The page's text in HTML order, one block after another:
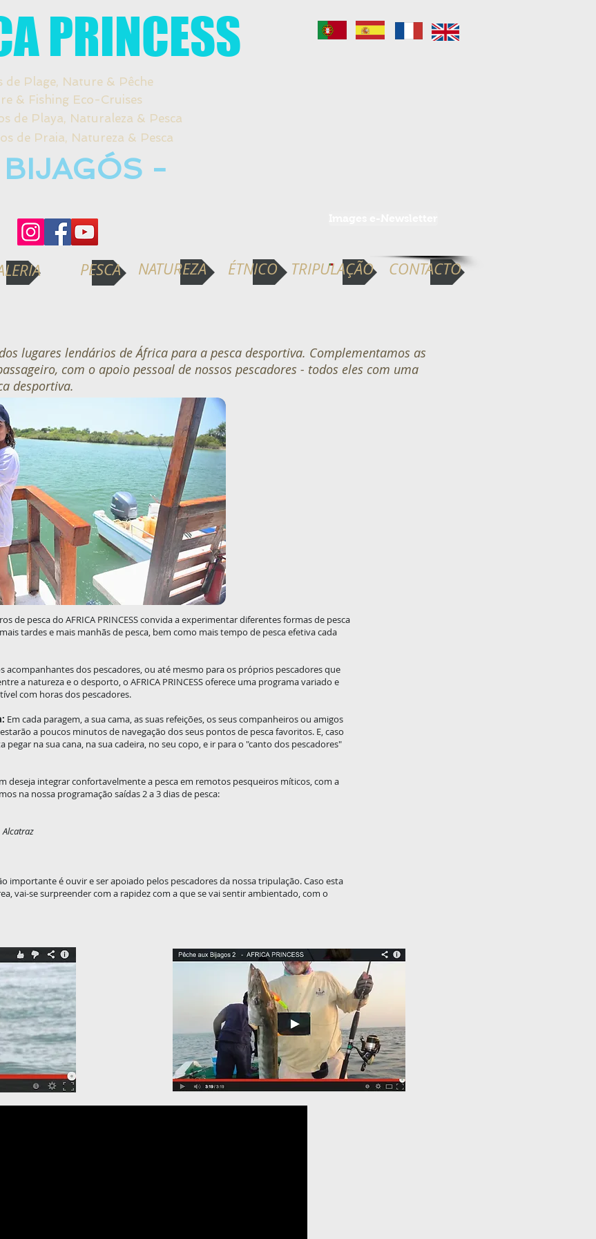
PRINCESS
de Plage, Nature & Pêche
Fishing Eco-Cruises
Playa, Naturaleza & Pesca
Praia, Natureza & Pesca
-
PESCA NATUREZA ÉTNICO TRIPULAÇÃO CONTACTO
lugares lendários de África para a pesca desportiva. Complementamos as
com o apoio pessoal de nossos pescadores - todos eles com uma
desportiva.
de pesca do AFRICA PRINCESS convida a experimentar diferentes formas de pesca
tardes e mais manhãs de pesca, bem como mais tempo de pesca efetiva cada
acompanhantes dos pescadores, ou até mesmo para os próprios pescadores que
a natureza e o desporto, o AFRICA PRINCESS oferece uma programa variado e
com horas dos pescadores.
Em cada paragem, a sua cama, as suas refeições, os seus companheiros ou amigos
a poucos minutos de navegação dos seus pontos de pesca favoritos. E, caso
na sua cana, na sua cadeira, no seu copo, e ir para o "canto dos pescadores"
deseja integrar confortavelmente a pesca em remotos pesqueiros míticos, com a
na nossa programação saídas 2 a 3 dias de pesca:
Alcatraz
importante é ouvir e ser apoiado pelos pescadores da nossa tripulação. Caso esta
vai-se surpreender com a rapidez com a que se vai sentir ambientado, com o